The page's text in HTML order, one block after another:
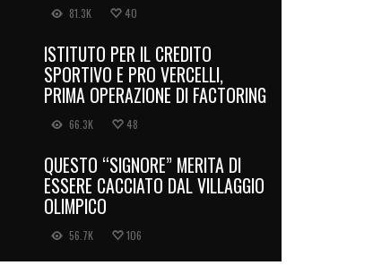
81.3K 40
ISTITUTO PER IL CREDITO
SPORTIVO E PRO VERCELLI,
PRIMA OPERAZIONE DI FACTORING
66.3K 48
QUESTO “SIGNORE” MERITA DI
ESSERE CACCIATO DAL VILLAGGIO
OLIMPICO
56.7K 106